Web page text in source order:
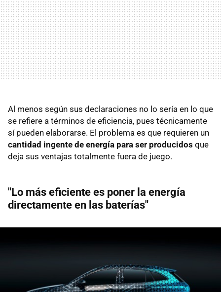
Al menos según sus declaraciones no lo sería en lo que
se refiere a términos de eficiencia, pues técnicamente
sí pueden elaborarse. El problema es que requieren un
cantidad ingente de energía para ser producidos que
deja sus ventajas totalmente fuera de juego.
"Lo más eficiente es poner la energía
directamente en las baterías"